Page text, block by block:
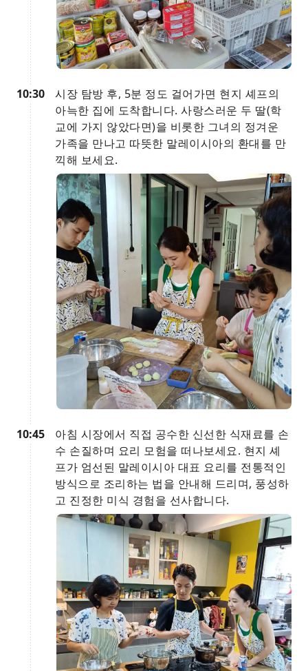
10:30
시장 탐방 후, 5분 정도 걸어가면 현지 셰프의
아늑한 집에 도착합니다. 사랑스러운 두 딸(학
교에 가지 않았다면)을 비롯한 그녀의 정겨운
가족을 만나고 따뜻한 말레이시아의 환대를 만
끽해 보세요.
10:45
아침 시장에서 직접 공수한 신선한 식재료를 손
수 손질하며 요리 모험을 떠나보세요. 현지 셰
프가 엄선된 말레이시아 대표 요리를 전통적인
방식으로 조리하는 법을 안내해 드리며, 풍성하
고 진정한 미식 경험을 선사합니다.